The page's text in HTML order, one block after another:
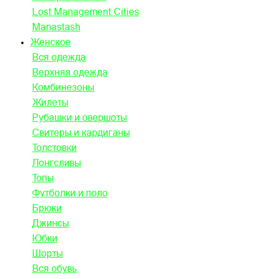
Lost Management Cities
Manastash
Женское
Вся одежда
Верхняя одежда
Комбинезоны
Жилеты
Рубашки и овершоты
Свитеры и кардиганы
Толстовки
Лонгсливы
Топы
Футболки и поло
Брюки
Джинсы
Юбки
Шорты
Вся обувь